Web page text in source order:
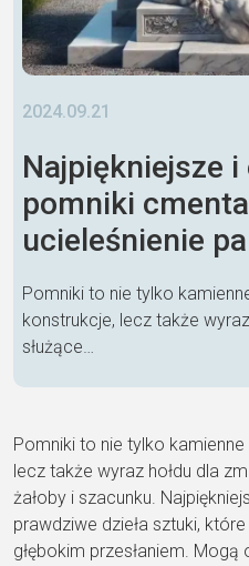
2024.09.21
Najpiękniejsze
pomniki
ucieleśnienie
Pomniki to nie tylko
konstrukcje, lecz także
służące…
Pomniki to nie tylko
lecz także wyraz hołdu dla
żałoby i szacunku.
prawdziwe dzieła sztuki,
głębokim przesłaniem.